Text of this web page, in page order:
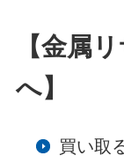
【金属
へ】
買い取